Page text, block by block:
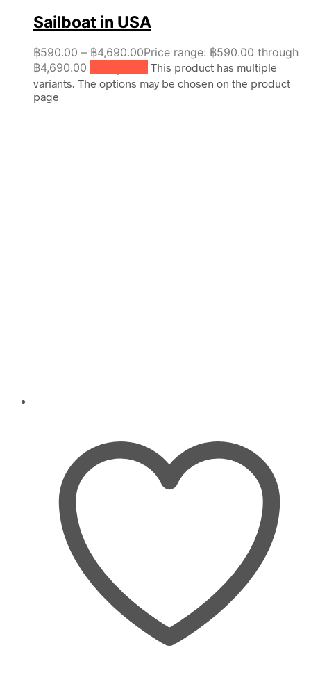
Sailboat in USA
฿590.00 – ฿4,690.00Price range: ฿590.00 through
฿4,690.00
This product has multiple
variants. The options may be chosen on the product
page